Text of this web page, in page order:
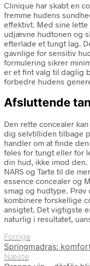
Clinique har skabt en
fremme hudens
effektivt. Med sine
udjævne hudtonen og
efterlade et tungt lag.
gavnlige for sensitiv
formulering sikrer
er et fint valg til daglig
forbedre hudens
Afsluttende
Den rette concealer
dig selvtilliden tilbage
handler om at finde
føles for tungt eller for
din hud, ikke imod
NARS og Tarte til de
essence concealer og
smag og hudtype.
kombinere forskellige
ansigtet. Det vigtigste
naturlig i resultatet,
Forrige
Springmadras:
Næste